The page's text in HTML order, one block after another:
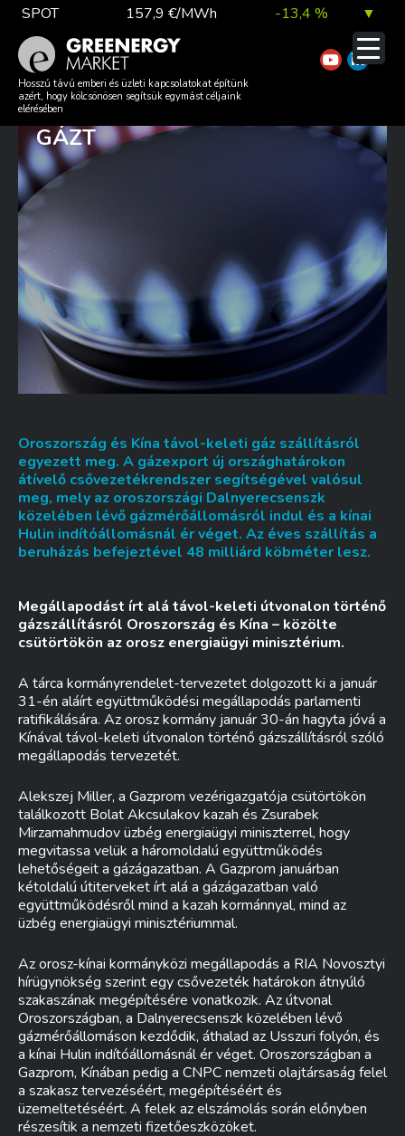
Skip
content
SPOT 157,9 €/MWh -13,4 % ▼
TTF DA 56,1 €/MWh 7,0 % ▲
EUA ▲
DAX index ▲
EUR árfolyam 363,03 Ft 0,2 % ▲
Hosszú távú emberi és üzleti kapcsolatokat építünk
azért, hogy kölcsönösen segítsük egymást céljaink
elérésében
MEGVAN, KI VEHETI MEG
EURÓPA HELYETT AZ OROSZ
GÁZT
Oroszország és Kína távol-keleti gáz szállításról
egyezett meg. A gázexport új országhatárokon
átívelő csővezetékrendszer segítségével valósul
meg, mely az oroszországi Dalnyerecsenszk
közelében lévő gázmérőállomásról indul és a kínai
Hulin indítóállomásnál ér véget. Az éves szállítás a
beruházás befejeztével 48 milliárd köbméter lesz.
Megállapodást írt alá távol-keleti útvonalon történő
gázszállításról Oroszország és Kína – közölte
csütörtökön az orosz energiaügyi minisztérium.
A tárca kormányrendelet-tervezetet dolgozott ki a január
31-én aláírt együttműködési megállapodás parlamenti
ratifikálására. Az orosz kormány január 30-án hagyta jóvá a
Kínával távol-keleti útvonalon történő gázszállításról szóló
megállapodás tervezetét.
Alekszej Miller, a Gazprom vezérigazgatója csütörtökön
találkozott Bolat Akcsulakov kazah és Zsurabek
Mirzamahmudov üzbég energiaügyi miniszterrel, hogy
megvitassa velük a háromoldalú együttműködés
lehetőségeit a gázágazatban. A Gazprom januárban
kétoldalú útiterveket írt alá a gázágazatban való
együttműködésről mind a kazah kormánnyal, mind az
üzbég energiaügyi minisztériummal.
Az orosz-kínai kormányközi megállapodás a RIA Novosztyi
hírügynökség szerint egy csővezeték határokon átnyúló
szakaszának megépítésére vonatkozik. Az útvonal
Oroszországban, a Dalnyerecsenszk közelében lévő
gázmérőállomáson kezdődik, áthalad az Usszuri folyón, és
a kínai Hulin indítóállomásnál ér véget. Oroszországban a
Gazprom, Kínában pedig a CNPC nemzeti olajtársaság felel
a szakasz tervezéséért, megépítéséért és
üzemeltetéséért. A felek az elszámolás során előnyben
részesítik a nemzeti fizetőeszközöket.